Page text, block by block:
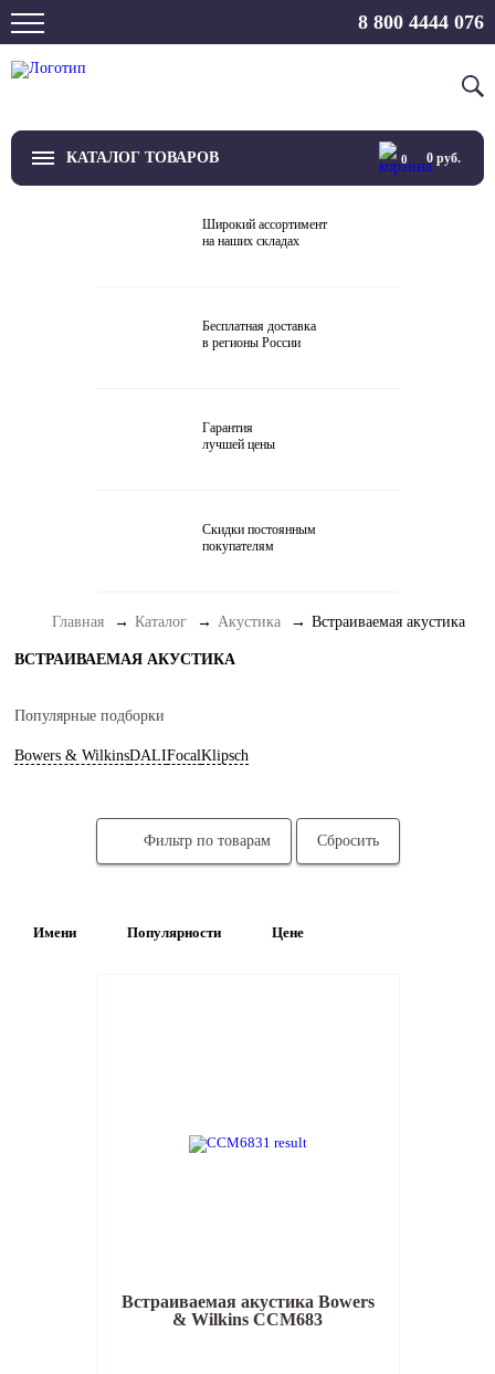
8 800 4444 076
КАТАЛОГ ТОВАРОВ
Виниловые проигрыватели
Домашние кинотеатры
Портативный Hi-Fi
Аксессуары
Распродажа
0 0руб.
Широкий ассортимент
на наших складах
Бесплатная доставка
в регионы России
Гарантия
лучшей цены
Скидки постоянным
покупателям
Главная Каталог Акустика Встраиваемая акустика
ВСТРАИВАЕМАЯ АКУСТИКА
Популярные подборки
Bowers & WilkinsDALIFocalKlipsch
Фильтр по товарам Сбросить
Имени Популярности Цене
Встраиваемая акустикаBowers
& Wilkins CCM683